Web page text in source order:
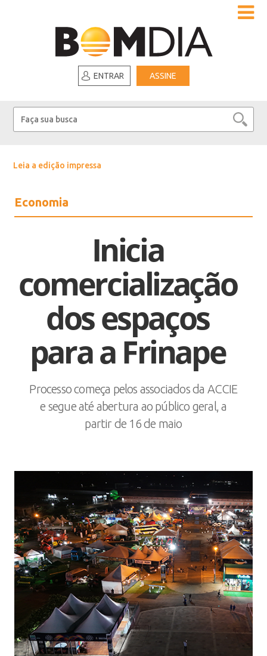
ENTRAR ASSINE
Leia a edição impressa
Economia
Inicia
comercialização
dos espaços
para a Frinape
Processo começa pelos associados da ACCIE
e segue até abertura ao público geral, a
partir de 16 de maio